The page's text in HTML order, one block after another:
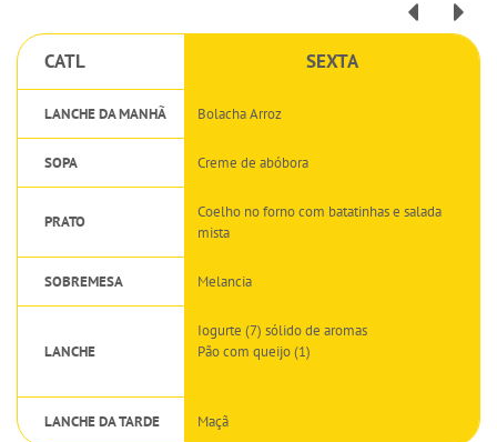
CATL SEXTA
LANCHE DA MANHÃ Bolacha Arroz
SOPA Creme de abóbora
PRATO
Coelho no forno com batatinhas e salada
mista
SOBREMESA Melancia
LANCHE
Iogurte (7) sólido de aromas
Pão com queijo (1)
LANCHE DA TARDE Maçã